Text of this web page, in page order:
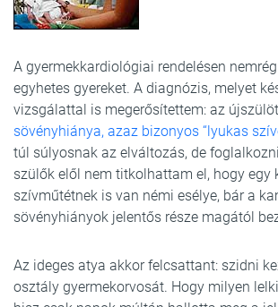
A gyermekkardiológiai rendelésen
egyhetes gyereket. A diagnózis, melyet
vizsgálattal is megerősítettem: az
sövényhiánya, azaz bizonyos “lyukas
túl súlyosnak az elváltozás, de
szülők elől nem titkolhattam el, hogy egy
szívműtétnek is van némi esélye, bár a
sövényhiányok jelentős része magától
Az ideges atya akkor felcsattant: szidni
osztály gyermekorvosát. Hogy milyen